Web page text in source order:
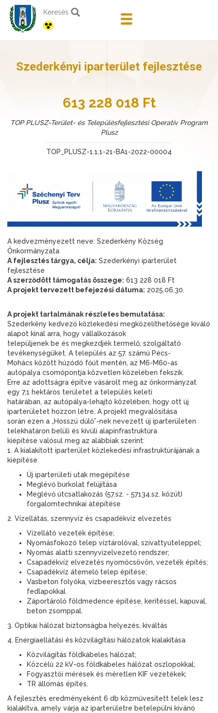
Keresés
Szederkényi iparterület fejlesztése
613 228 018 Ft
TOP PLUSZ-Terület- és Településfejlesztési Operatív Program
Plusz
TOP_PLUSZ-1.1.1-21-BA1-2022-00004
A kedvezményezett neve: Szederkény Község
Önkormányzata
A fejlesztés tárgya, célja: Szederkényi iparterület
fejlesztése
A szerződött támogatás összege: 613 228 018 Ft
A projekt tervezett befejezési dátuma: 2025.06.30.
A projekt tartalmának részletes bemutatása:
Szederkény kedvező közlekedési megközelíthetősége kiváló
alapot kínál arra, hogy vállalkozások
települjenek be és megkezdjék termelő, szolgáltató
tevékenységüket. A település az 57. számú Pécs-
Mohács között húzódó főút mentén, az M6-M60-as
autópálya csomópontja közvetlen közelében fekszik.
Erre az adottságra építve vásárolt meg az önkormányzat
egy 7,1 hektáros területet a település keleti
határában, az autópálya-lehajtó közelében, hogy ott új
iparterületet hozzon létre. A projekt megvalósítása
során ezen a „Hosszú dűlő”-nek nevezett új iparterületen
telekhatáron belüli és kívüli alapinfrastruktúra
kiépítése valósul meg az alábbiak szerint:
1. A kialakított iparterület közlekedési infrastruktúrájának a
kiépítése
Új iparterületi utak megépítése
Meglévő burkolat felújítása
Meglévő útcsatlakozás (57.sz. - 57134.sz. közút)
forgalomtechnikai átépítése
2. Vízellátás, szennyvíz és csapadékvíz elvezetés
Vízellátó vezeték építése;
Nyomásfokozó telep víztárolóval, szivattyúteleppel;
Nyomás alatti szennyvízelvezető rendszer;
Csapadékvíz elvezetés nyomócsövön, vezeték építés;
Csapadékvíz átemelő telep építése;
Vasbeton folyóka, vízbeeresztős vagy rácsos
fedlapokkal
Záportároló földmedence építése, kerítéssel, kapuval,
beton zsomppal.
3. Optikai hálózat biztonságba helyezés, kiváltás
4. Energiaellátási és közvilágítási hálózatok kialakítása
Közvilágítás földkábeles hálózat;
Közcélú 22 kV-os földkábeles hálózat oszlopokkal;
Fogyasztói mérések és méretlen KIF vezetékek;
TR állomás építés.
A fejlesztés eredményeként 6 db közművesített telek lesz
kialakítva, amely várja az iparterületre betelepülni kívánó